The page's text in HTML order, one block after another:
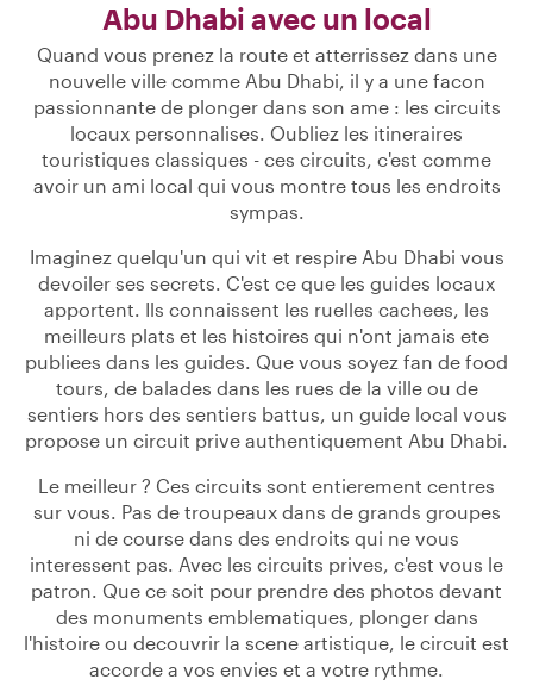
Abu Dhabi avec un local
Quand vous prenez la route et atterrissez dans une
nouvelle ville comme Abu Dhabi, il y a une facon
passionnante de plonger dans son ame : les circuits
locaux personnalises. Oubliez les itineraires
touristiques classiques - ces circuits, c'est comme
avoir un ami local qui vous montre tous les endroits
sympas.
Imaginez quelqu'un qui vit et respire Abu Dhabi vous
devoiler ses secrets. C'est ce que les guides locaux
apportent. Ils connaissent les ruelles cachees, les
meilleurs plats et les histoires qui n'ont jamais ete
publiees dans les guides. Que vous soyez fan de food
tours, de balades dans les rues de la ville ou de
sentiers hors des sentiers battus, un guide local vous
propose un circuit prive authentiquement Abu Dhabi.
Le meilleur ? Ces circuits sont entierement centres
sur vous. Pas de troupeaux dans de grands groupes
ni de course dans des endroits qui ne vous
interessent pas. Avec les circuits prives, c'est vous le
patron. Que ce soit pour prendre des photos devant
des monuments emblematiques, plonger dans
l'histoire ou decouvrir la scene artistique, le circuit est
accorde a vos envies et a votre rythme.